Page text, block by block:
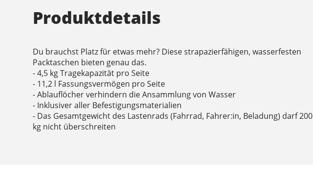
Produktdetails
Du brauchst Platz für etwas mehr? Diese strapazierfähigen, wasserfesten
Packtaschen bieten genau das.
- 4,5 kg Tragekapazität pro Seite
- 11,2 l Fassungsvermögen pro Seite
- Ablauflöcher verhindern die Ansammlung von Wasser
- Inklusiver aller Befestigungsmaterialien
- Das Gesamtgewicht des Lastenrads (Fahrrad, Fahrer:in, Beladung) darf 200
kg nicht überschreiten